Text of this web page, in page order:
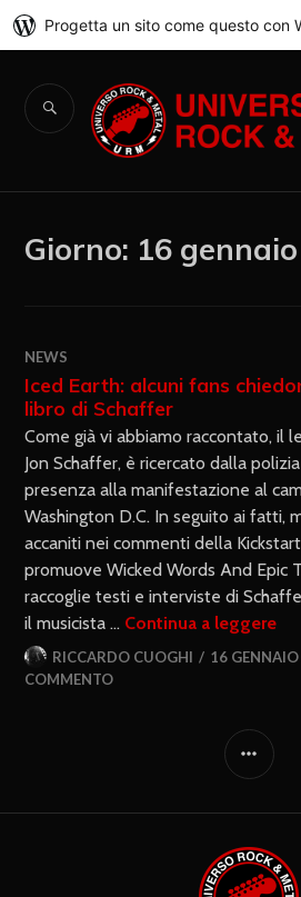
Giorno: 16
NEWS
Iced Earth: alcuni fans
libro di Schaffer
Come già vi abbiamo raccontato, il
Jon Schaffer, è ricercato dalla
presenza alla manifestazione al
Washington D.C. In seguito ai fatti,
accaniti nei commenti della
promuove Wicked Words And Epic
raccoglie testi e interviste di
il musicista … Continua a leggere
RICCARDO CUOGHI 16
COMMENTO
Progetta un sito come questo con